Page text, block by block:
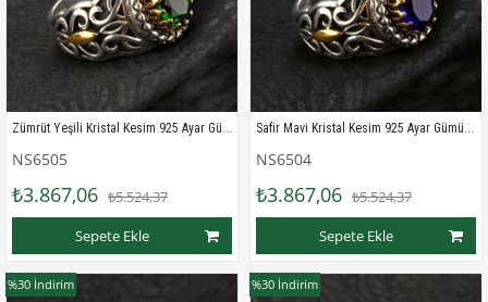
Zümrüt Yeşili Kristal Kesim 925 Ayar Gümüş Erkek Yüzük
NS6505
₺3.867,06 ₺5.524,37
Sepete Ekle
Safir Mavi Kristal Kesim 925 Ayar Gümüş Erkek Yüzük
NS6504
₺3.867,06 ₺5.524,37
Sepete Ekle
%30 İndirim %30 İndirim